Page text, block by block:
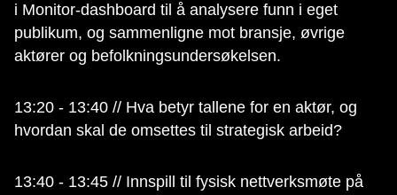
i Monitor-dashboard til å analysere funn i eget
publikum, og sammenligne mot bransje, øvrige
aktører og befolkningsundersøkelsen.
13:20 - 13:40 // Hva betyr tallene for en aktør, og
hvordan skal de omsettes til strategisk arbeid?
13:40 - 13:45 // Innspill til fysisk nettverksmøte på